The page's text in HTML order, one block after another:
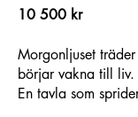
10 500 kr
Morgonljuset
börjar vakna till liv.
En tavla som